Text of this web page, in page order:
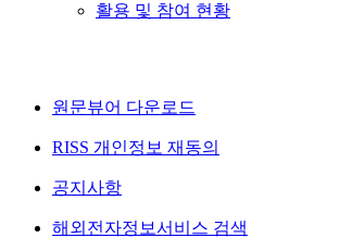
활용 및 참여 현황
원문뷰어 다운로드
RISS 개인정보 재동의
공지사항
해외전자정보서비스 검색